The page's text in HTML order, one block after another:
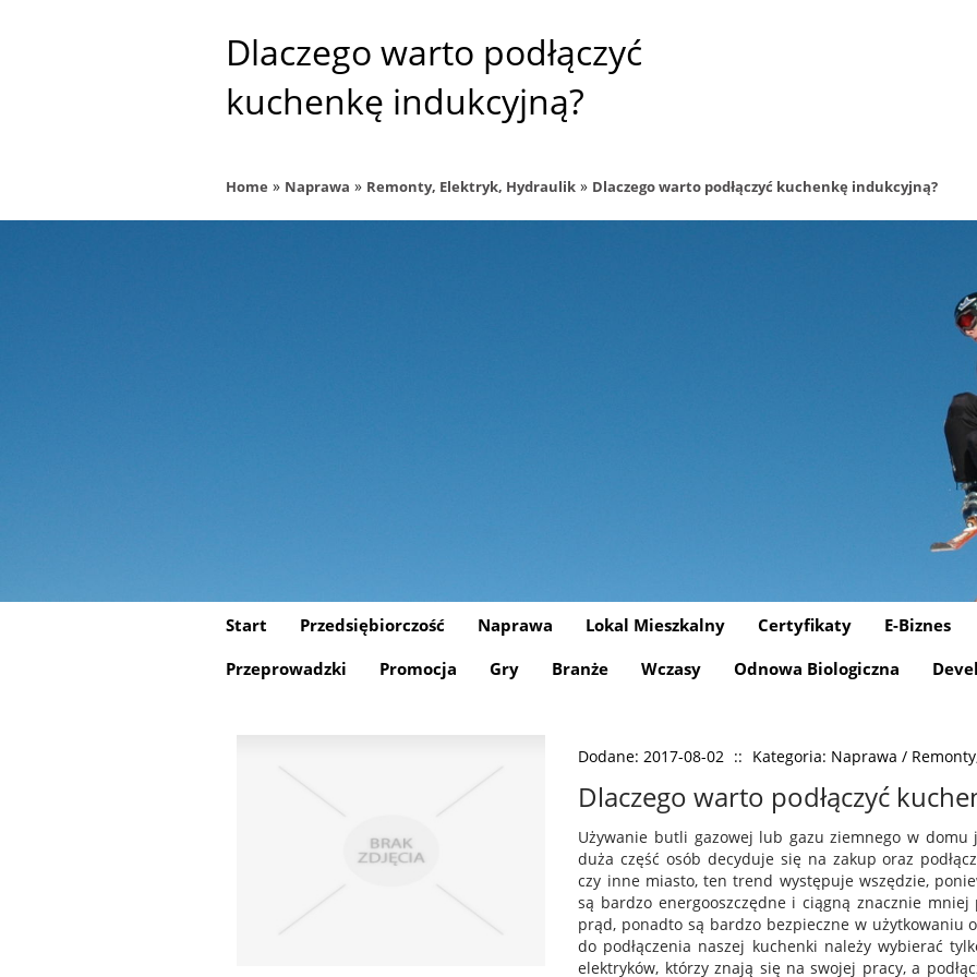
Dlaczego warto podłączyć
kuchenkę indukcyjną?
Home » Naprawa » Remonty, Elektryk, Hydraulik » Dlaczego warto podłączyć kuchenkę indukcyjną?
Start Przedsiębiorczość Naprawa Lokal Mieszkalny Certyfikaty
E-Biznes
Przeprowadzki
Promocja Gry Branże Wczasy Odnowa Biologiczna
Dodane: 2017-08-02 :: Kategoria: Naprawa /
Dlaczego warto podłączyć
Używanie butli gazowej lub gazu ziemnego w domu
duża część osób decyduje się na zakup oraz
czy inne miasto, ten trend występuje wszędzie,
są bardzo energooszczędne i ciągną znacznie
prąd, ponadto są bardzo bezpieczne w użytkowaniu
do podłączenia naszej kuchenki należy wybierać
elektryków, którzy znają się na swojej pracy, a